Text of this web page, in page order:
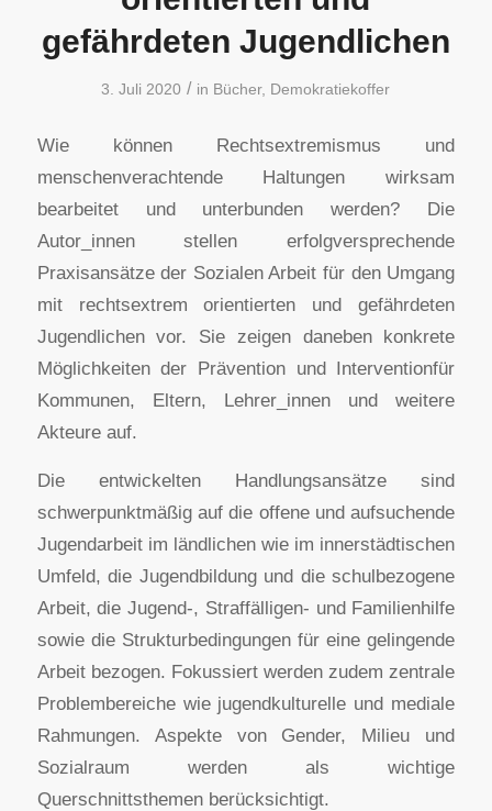
gefährdeten Jugendlichen
3. Juli 2020 / in Bücher, Demokratiekoffer
Wie können Rechtsextremismus und
menschenverachtende Haltungen wirksam
bearbeitet und unterbunden werden? Die
Autor_innen stellen erfolgversprechende
Praxisansätze der Sozialen Arbeit für den Umgang
mit rechtsextrem orientierten und gefährdeten
Jugendlichen vor. Sie zeigen daneben konkrete
Möglichkeiten der Prävention und Interventionfür
Kommunen, Eltern, Lehrer_innen und weitere
Akteure auf.
Die entwickelten Handlungsansätze sind
schwerpunktmäßig auf die offene und aufsuchende
Jugendarbeit im ländlichen wie im innerstädtischen
Umfeld, die Jugendbildung und die schulbezogene
Arbeit, die Jugend-, Straffälligen- und Familienhilfe
sowie die Strukturbedingungen für eine gelingende
Arbeit bezogen. Fokussiert werden zudem zentrale
Problembereiche wie jugendkulturelle und mediale
Rahmungen. Aspekte von Gender, Milieu und
Sozialraum werden als wichtige
Querschnittsthemen berücksichtigt.